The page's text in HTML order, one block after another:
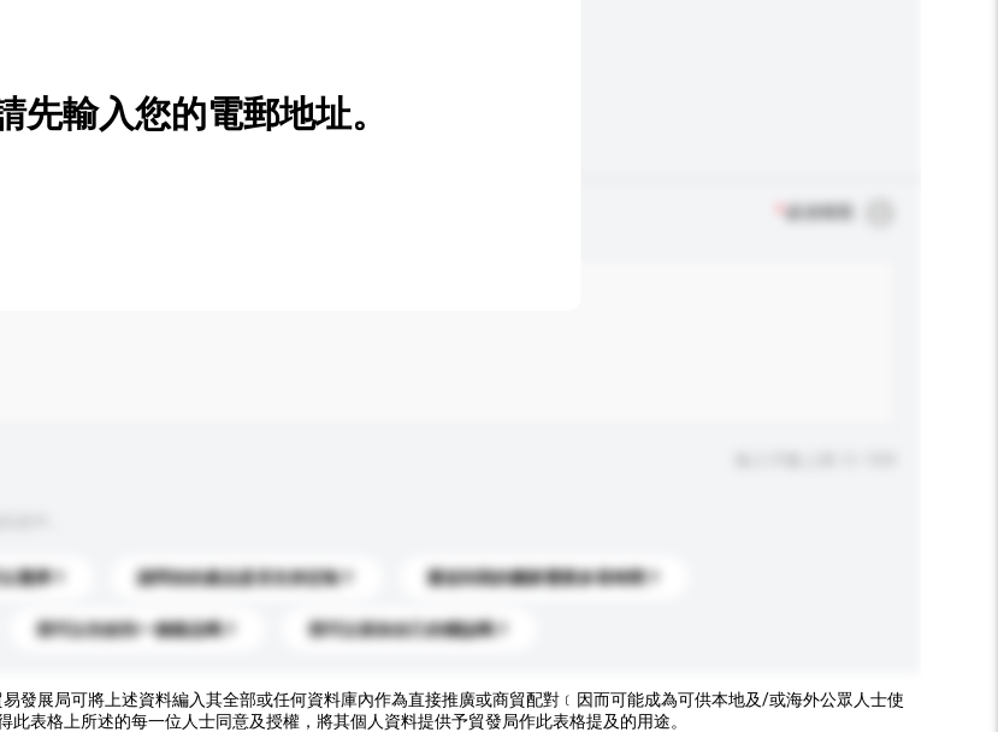
選擇？ 請問你的產品是否支持定制？ 運送到我的國家需要多長時間？
我可以先收到一個樣品嗎？ 我可以添加自己的標誌嗎？
先輸入您的電郵地址。
發展局可將上述資料編入其全部或任何資料庫內作為直接推廣或商貿配對﹝因而可能成為可供本地及/或海外公眾人士使
此表格上所述的每一位人士同意及授權，將其個人資料提供予貿發局作此表格提及的用途。